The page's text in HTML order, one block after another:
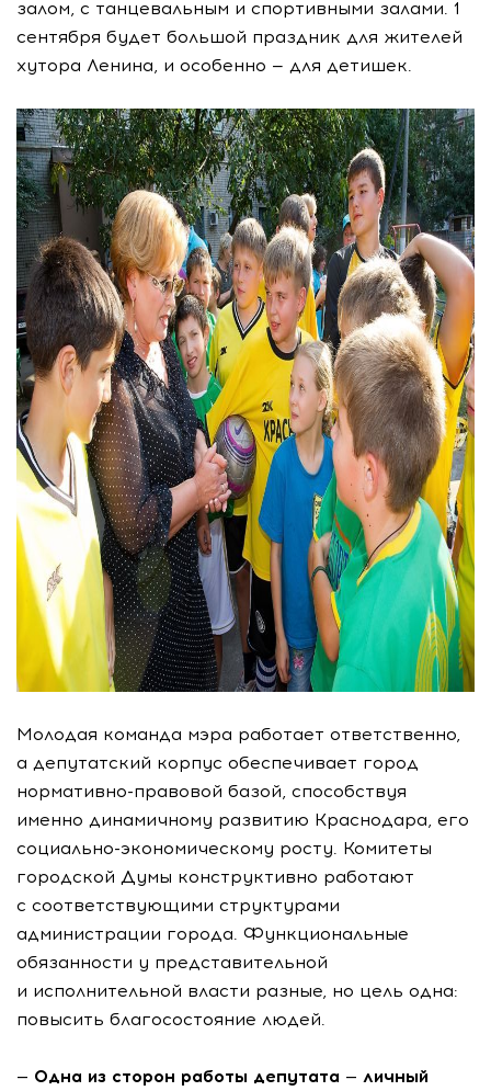
залом, с танцевальным и спортивными залами. 1
сентября будет большой праздник для жителей
хутора Ленина, и особенно — для детишек.
Молодая команда мэра работает ответственно,
а депутатский корпус обеспечивает город
нормативно-правовой базой, способствуя
именно динамичному развитию Краснодара, его
социально-экономическому росту. Комитеты
городской Думы конструктивно работают
с соответствующими структурами
администрации города. Функциональные
обязанности у представительной
и исполнительной власти разные, но цель одна:
повысить благосостояние людей.
— Одна из сторон работы депутата — личный